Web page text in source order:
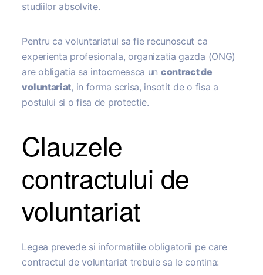
studiilor absolvite.
Pentru ca voluntariatul sa fie recunoscut ca
experienta profesionala, organizatia gazda (ONG)
are obligatia sa intocmeasca un contract de
voluntariat, in forma scrisa, insotit de o fisa a
postului si o fisa de protectie.
Clauzele
contractului de
voluntariat
Legea prevede si informatiile obligatorii pe care
contractul de voluntariat trebuie sa le contina: